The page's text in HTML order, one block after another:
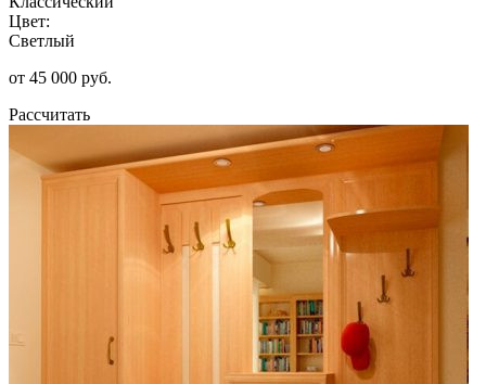
Цвет:
Светлый
от 45 000 руб.
Рассчитать